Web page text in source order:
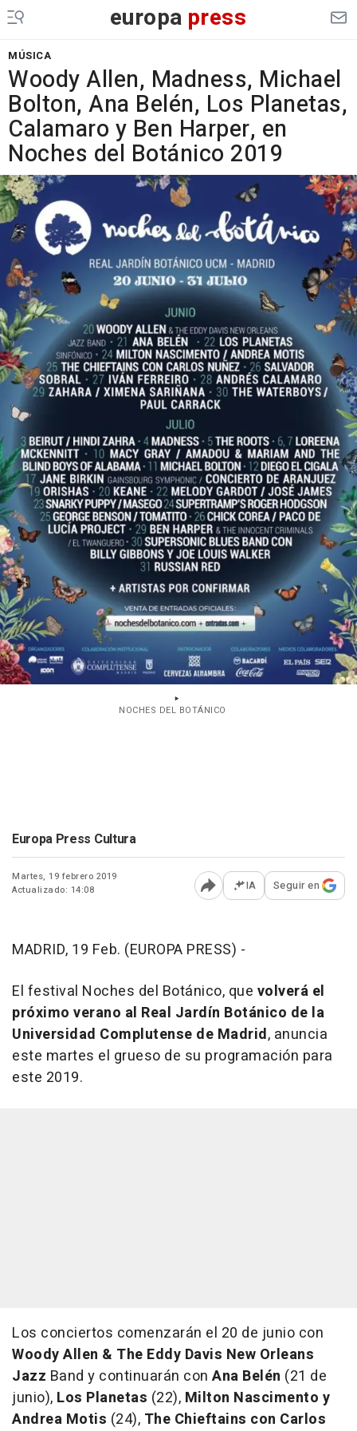
europa press
MÚSICA
Woody Allen, Madness, Michael
Bolton, Ana Belén, Los Planetas,
Calamaro y Ben Harper, en
Noches del Botánico 2019
NOCHES DEL BOTÁNICO
Europa Press Cultura
Martes, 19 febrero 2019
Actualizado: 14:08
Abrir opciones para
IA Seguir en
MADRID, 19 Feb. (EUROPA PRESS) -
El festival Noches del Botánico, que volverá el
próximo verano al Real Jardín Botánico de la
Universidad Complutense de Madrid, anuncia
este martes el grueso de su programación para
este 2019.
Los conciertos comenzarán el 20 de junio con
Woody Allen & The Eddy Davis New Orleans
Jazz Band y continuarán con Ana Belén (21 de
junio), Los Planetas (22), Milton Nascimento y
Andrea Motis (24), The Chieftains con Carlos